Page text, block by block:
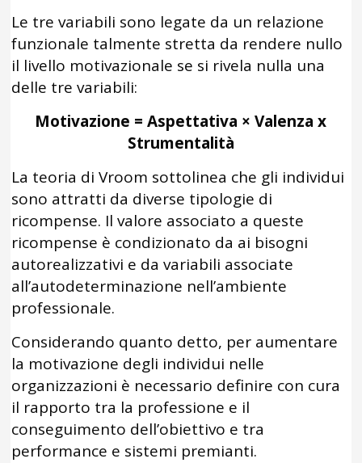
Le tre variabili sono legate da un relazione
funzionale talmente stretta da rendere nullo
il livello motivazionale se si rivela nulla una
delle tre variabili:
Motivazione = Aspettativa × Valenza x
Strumentalità
La teoria di Vroom sottolinea che gli individui
sono attratti da diverse tipologie di
ricompense. Il valore associato a queste
ricompense è condizionato da ai bisogni
autorealizzativi e da variabili associate
all’autodeterminazione nell’ambiente
professionale.
Considerando quanto detto, per aumentare
la motivazione degli individui nelle
organizzazioni è necessario definire con cura
il rapporto tra la professione e il
conseguimento dell’obiettivo e tra
performance e sistemi premianti.